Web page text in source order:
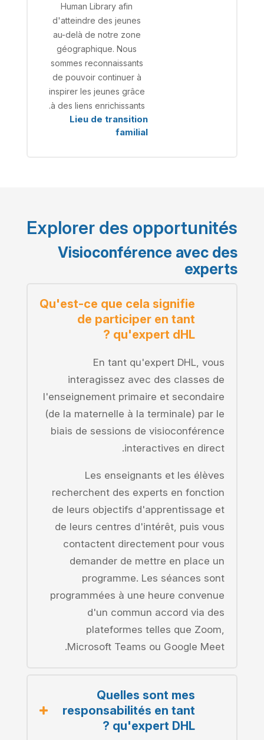
Human Library afin
d'atteindre des jeunes
au-delà de notre zone
géographique. Nous
sommes reconnaissants
de pouvoir continuer à
inspirer les jeunes grâce
à des liens enrichissants.
Lieu de transition
familial
Explorer des opportunités
Visioconférence avec des
experts
Qu'est-ce que cela signifie
de participer en tant
qu'expert dHL ?
En tant qu'expert DHL, vous
interagissez avec des classes de
l'enseignement primaire et secondaire
(de la maternelle à la terminale) par le
biais de sessions de visioconférence
interactives en direct.
Les enseignants et les élèves
recherchent des experts en fonction
de leurs objectifs d'apprentissage et
de leurs centres d'intérêt, puis vous
contactent directement pour vous
demander de mettre en place un
programme. Les séances sont
programmées à une heure convenue
d'un commun accord via des
plateformes telles que Zoom,
Microsoft Teams ou Google Meet.
Quelles sont mes
responsabilités en tant
qu'expert DHL ?